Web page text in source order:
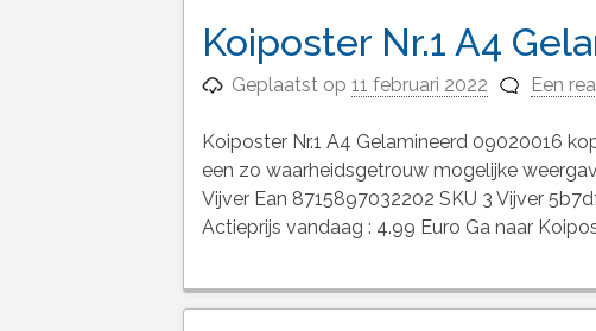
Koiposter Nr.1 A4
Geplaatst op11 februari 2022 Een
Koiposter Nr.1 A4 Gelamineerd 09020016
een zo waarheidsgetrouw mogelijke
Vijver Ean 8715897032202 SKU 3 Vijver
Actieprijs vandaag : 4.99 Euro Ga naar